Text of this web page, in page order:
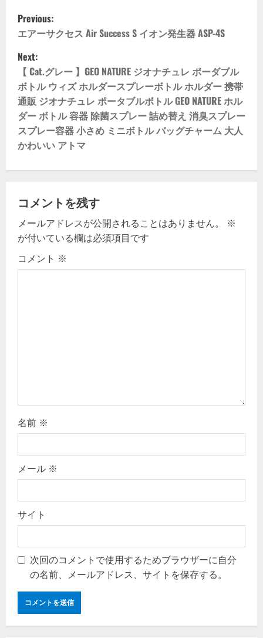
P
o
s
t
n
a
g
a
t
Previous:
エアーサクセス Air Success S イオン発生器 ASP-4S
Next:
【 Cat.グレー 】GEO NATURE ジオナチュレ ポーダブル
ボトル ウィズ ホルダースプレーボトル ホルダー 携帯
通販 ジオナチュレ ポータブルボトル GEO NATURE ホル
ダー ボトル 容器 除菌スプレー 詰め替え 消臭スプレー
スプレー容器 小さめ ミニボトル バッグチャーム 大人
かわいい アトマ
コメントを残す
メールアドレスが公開されることはありません。
※
が付いている欄は必須項目です
コメント ※
名前 ※
メール ※
サイト
次回のコメントで使用するためブラウザーに自分
の名前、メールアドレス、サイトを保存する。